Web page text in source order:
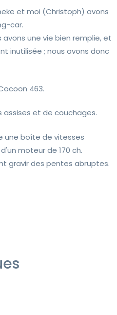
et moi (Christoph) avons
car.
une vie bien remplie, et
inutilisée ; nous avons donc
463.
et de couchages.
une boîte de vitesses
moteur de 170 ch.
gravir des pentes abruptes.